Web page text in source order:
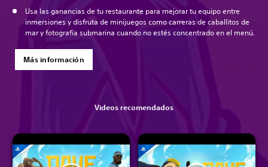
Usa las ganancias de tu restaurante para mejorar tu equipo entre
inmersiones y disfruta de minijuegos como carreras de caballitos de
mar y fotografía submarina cuando no estés concentrado en el menú.
Más información
Videos recomendados